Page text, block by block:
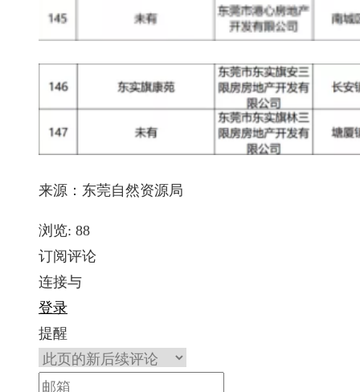
来源：东莞自然资源局
浏览: 88
订阅评论
连接与
登录
提醒